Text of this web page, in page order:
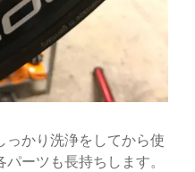
っかり洗浄をしてから使
ーツも長持ちします。